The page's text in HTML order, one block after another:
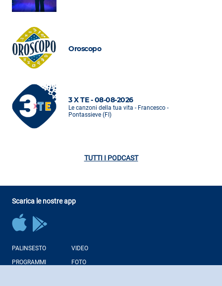
Oroscopo
3 X TE - 08-08-2026
Le canzoni della tua vita - Francesco -
Pontassieve (FI)
TUTTI I PODCAST
Scarica le nostre app
PALINSESTO
PROGRAMMI
VIDEO
FOTO